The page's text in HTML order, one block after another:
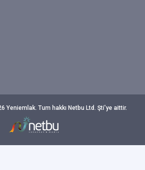
Yeniemlak. Tum hakkı Netbu Ltd. Şti'ye aittir.